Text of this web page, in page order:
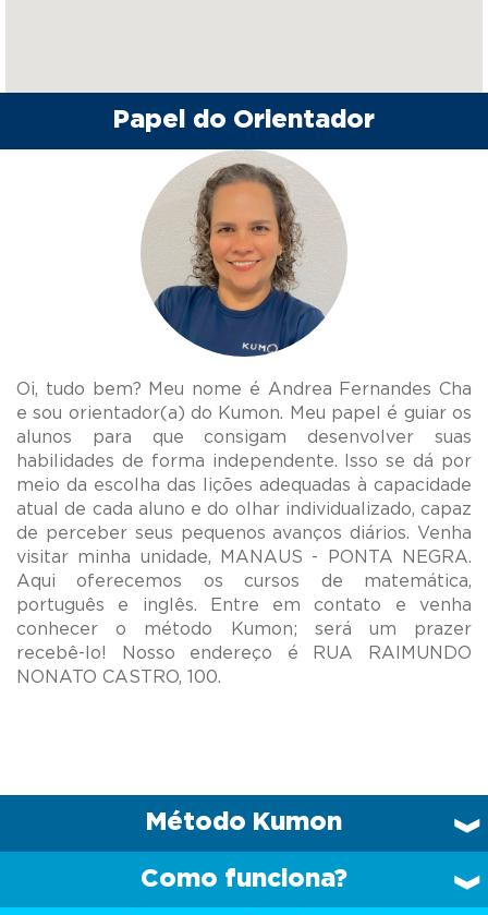
Papel do Orientador
Oi, tudo bem? Meu nome é Andrea Fernandes Cha
e sou orientador(a) do Kumon. Meu papel é guiar os
alunos para que consigam desenvolver suas
habilidades de forma independente. Isso se dá por
meio da escolha das lições adequadas à capacidade
atual de cada aluno e do olhar individualizado, capaz
de perceber seus pequenos avanços diários. Venha
visitar minha unidade, MANAUS - PONTA NEGRA.
Aqui oferecemos os cursos de matemática,
português e inglês. Entre em contato e venha
conhecer o método Kumon; será um prazer
recebê-lo! Nosso endereço é RUA RAIMUNDO
Método Kumon
Como funciona?